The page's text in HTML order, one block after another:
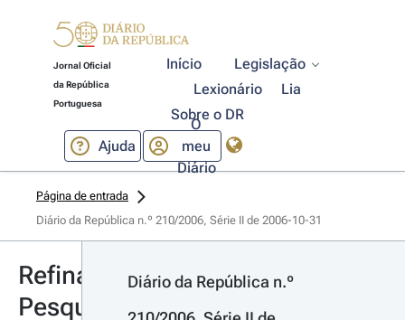
Jornal Oficial
da República
Portuguesa
Início
Legislação
Lexionário
Lia
Sobre o DR
Ajuda
O
meu
Diário
Página de entrada
Diário da República n.º 210/2006, Série II de 2006-10-31
Refinar
Pesquisa
Diário da República n.º